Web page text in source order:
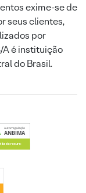
exime-se de
seus clientes,
por
A é instituição
do Brasil.